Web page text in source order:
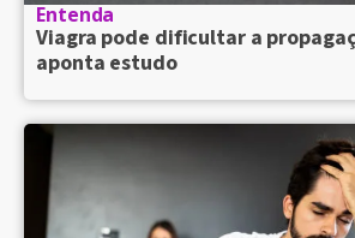
Entenda
Viagra pode dificultar a
aponta estudo